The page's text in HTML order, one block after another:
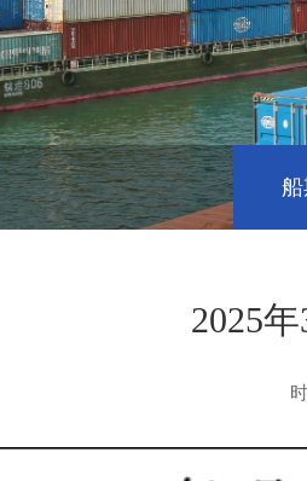
2025